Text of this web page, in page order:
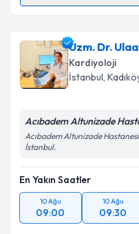
almanız için bir
bilgilendireceğiz.
E-posta Adresiniz
Metni'ni
kapsamda
Uzm. Dr.
Kardiyoloji
İstanbul,
Acıbadem Altunizade
Acıbadem Altunizade
İstanbul.
En Yakın Saatler
10 Ağu
09:00
10 Ağu
09:30